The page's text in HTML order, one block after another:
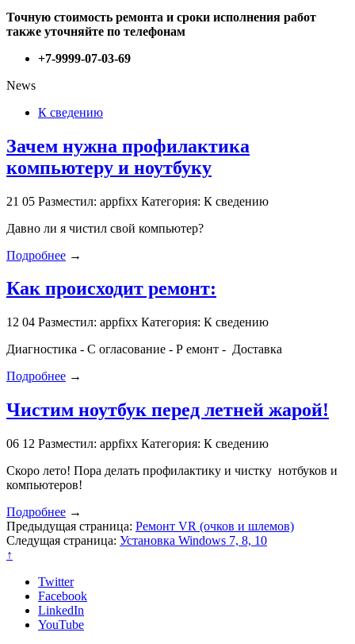
Точную стоимость ремонта и сроки исполнения работ
также уточняйте по телефонам
+7-9999-07-03-69
News
К сведению
Зачем нужна профилактика
компьютеру и ноутбуку
21 05 Разместил: appfixx Категория: К сведению
Давно ли я чистил свой компьютер?
Подробнее →
Как происходит ремонт:
12 04 Разместил: appfixx Категория: К сведению
Диагностика - С огласование - Р емонт - Доставка
Подробнее →
Чистим ноутбук перед летней жарой!
06 12 Разместил: appfixx Категория: К сведению
Скоро лето! Пора делать профилактику и чистку нотбуков и
компьютеров!
Подробнее →
Предыдущая страница: Ремонт VR (очков и шлемов)
Следущая страница: Установка Windows 7, 8, 10
↑
Twitter
Facebook
LinkedIn
YouTube